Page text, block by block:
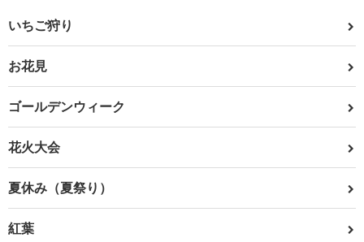
いちご狩り
お花見
ゴールデンウィーク
花火大会
夏休み（夏祭り）
紅葉